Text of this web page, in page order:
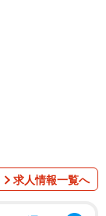
求人情報一覧へ